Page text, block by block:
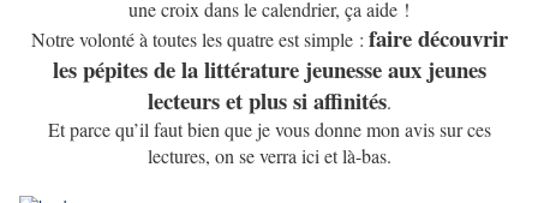
une croix dans le calendrier, ça aide !
Notre volonté à toutes les quatre est simple : faire découvrir
les pépites de la littérature jeunesse aux jeunes
lecteurs et plus si affinités.
Et parce qu’il faut bien que je vous donne mon avis sur ces
lectures, on se verra ici et là-bas.